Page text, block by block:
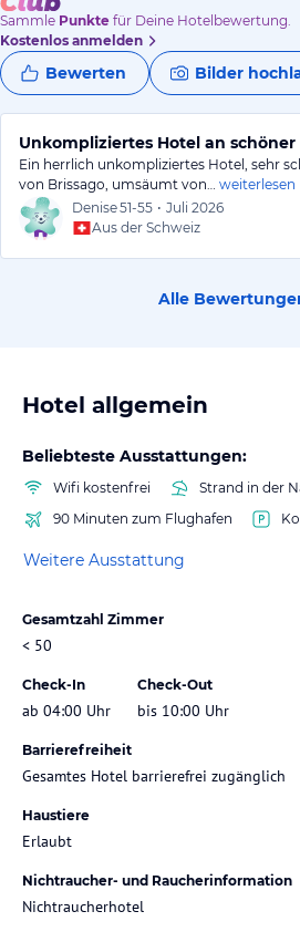
Sammle Punkte für Deine Hotelbewertung.
Kostenlos anmelden
Bewerten Bilder
Unkompliziertes Hotel an schöner
Ein herrlich unkompliziertes Hotel, sehr
von Brissago, umsäumt von…
weiterlesen
Denise51-55 • Juli 2026
Aus der Schweiz
Alle
Hotel allgemein
Beliebteste Ausstattungen:
Wifi kostenfrei
Strand in der
90 Minuten zum Flughafen
Weitere Ausstattung
Gesamtzahl Zimmer
< 50
Check-In
ab 04:00 Uhr
Check-Out
bis 10:00 Uhr
Barrierefreiheit
Gesamtes Hotel barrierefrei zugänglich
Haustiere
Erlaubt
Nichtraucher- und Raucherinformation
Nichtraucherhotel